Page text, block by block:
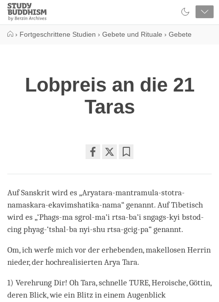
Close
Study
Buddhism
› Fortgeschrittene Studien › Gebete und Rituale › Gebete
Lobpreis an die 21
Taras
on
Auf Sanskrit wird es „Aryatara-mantramula-stotra-
namaskara-ekavimshatika-nama“ genannt. Auf Tibetisch
wird es „‘Phags-ma sgrol-ma’i rtsa-ba’i sngags-kyi bstod-
cing phyag-‘tshal-ba nyi-shu rtsa-gcig-pa“ genannt.
Om, ich werfe mich vor der erhebenden, makellosen Herrin
nieder, der hochrealisierten Arya Tara.
1) Verehrung Dir! Oh Tara, schnelle TURE, Heroische, Göttin,
deren Blick, wie ein Blitz in einem Augenblick